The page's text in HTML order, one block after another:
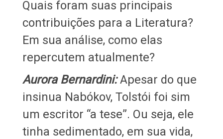
Quais foram suas principais
contribuições para a Literatura?
Em sua análise, como elas
repercutem atualmente?
Aurora Bernardini:Apesar do que
insinua Nabókov, Tolstói foi sim
um escritor “a tese”. Ou seja, ele
tinha sedimentado, em sua vida,